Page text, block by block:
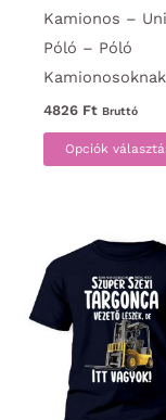
Kamionos –
Póló – Póló
Kamionosoknak
4826 Ft Bruttó
Opciók